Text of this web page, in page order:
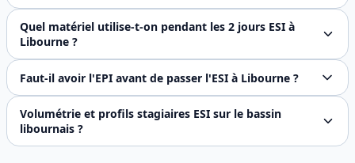
L'**EPI** couvre la **première minute** du feu —
Quel matériel utilise-t-on pendant les 2 jours ESI à
Libourne ?
Plateau technique complet : **RIA DN 25 et DN 33**
Faut-il avoir l'EPI avant de passer l'ESI à Libourne ?
C'est fortement recommandé mais pas imposé
Volumétrie et profils stagiaires ESI sur le bassin
libournais ?